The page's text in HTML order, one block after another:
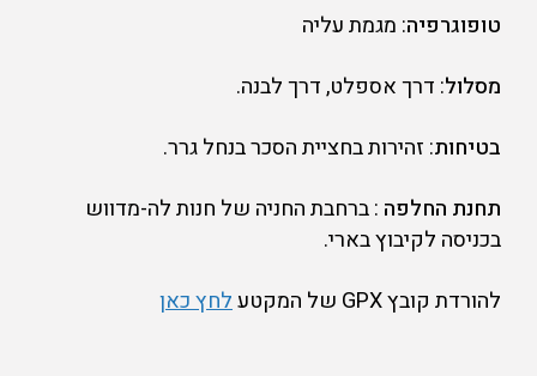
טופוגרפיה: מגמת עליה
מסלול: דרך אספלט, דרך לבנה.
בטיחות: זהירות בחציית הסכר בנחל גרר.
תחנת החלפה : ברחבת החניה של חנות לה-מדווש
בכניסה לקיבוץ בארי.
להורדת קובץ GPX של המקטע
לחץ כאן